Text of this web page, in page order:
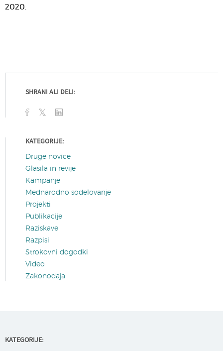
2020.
SHRANI ALI DELI:
KATEGORIJE:
Druge novice
Glasila in revije
Kampanje
Mednarodno sodelovanje
Projekti
Publikacije
Raziskave
Razpisi
Strokovni dogodki
Video
Zakonodaja
KATEGORIJE: